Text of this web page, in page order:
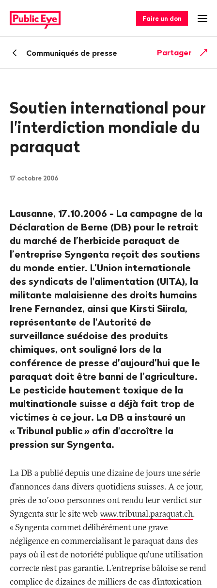
sur
publiceye.ch
rapide
Faire un don
RetourCommuniqués de presse Partager
Soutien international pour
l'interdiction mondiale du
paraquat
17 octobre 2006
Lausanne, 17.10.2006 - La campagne de la
Déclaration de Berne (DB) pour le retrait
du marché de l’herbicide paraquat de
l’entreprise Syngenta reçoit des soutiens
du monde entier. L’Union internationale
des syndicats de l'alimentation (UITA), la
militante malaisienne des droits humains
Irene Fernandez, ainsi que Kirsti Siirala,
représentante de l'Autorité de
surveillance suédoise des produits
chimiques, ont souligné lors de la
conférence de presse d’aujourd’hui que le
paraquat doit être banni de l’agriculture.
Le pesticide hautement toxique de la
multinationale suisse a déjà fait trop de
victimes à ce jour. La DB a instauré un
«Tribunal public» afin d'accroître la
pression sur Syngenta.
La DB a publié depuis une dizaine de jours une série
d'annonces dans divers quotidiens suisses. A ce jour,
près de 10'000 personnes ont rendu leur verdict sur
Syngenta sur le site web www.tribunal.paraquat.ch.
« Syngenta commet délibérément une grave
négligence en commercialisant le paraquat dans des
pays où il est de notoriété publique qu'une utilisation
correcte n’est pas garantie. L'entreprise bâloise se rend
complice de dizaines de milliers de cas d’intoxication